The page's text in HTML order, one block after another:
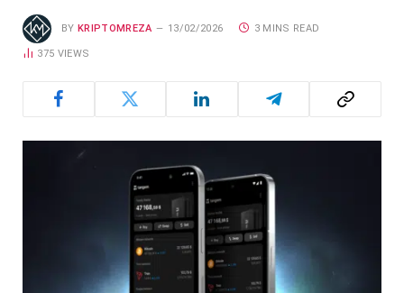
BY KRIPTOMREZA 13/02/2026 3 MINS READ
375 VIEWS